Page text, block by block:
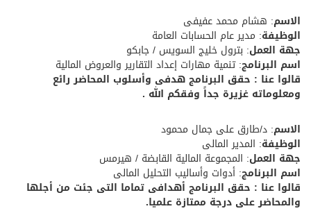
الاسم: هشام محمد عفيفى
الوظيفة: مدير عام الحسابات العامة
جهة العمل: بترول خليج السويس / جابكو
اسم البرنامج: تنمية مهارات إعداد التقارير والعروض المالية
قالوا عنا : حقق البرنامج هدفى وأسلوب المحاضر رائع
ومعلوماته غزيرة جداً وفقكم الله .
الاسم: د/طارق على جمال محمود
الوظيفة: المدير المالى
جهة العمل: المجموعة المالية القابضة / هيرمس
اسم البرنامج: أدوات وأساليب التحليل المالى
قالوا عنا : حقق البرنامج أهدافى تماما التى جئت من أجلها
والمحاضر على درجة ممتازة علميا.